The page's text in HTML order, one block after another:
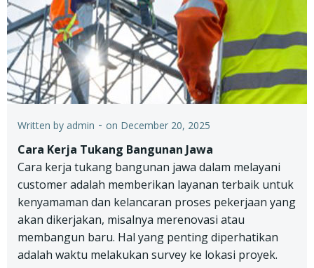
Written by admin - on December 20, 2025
Cara Kerja Tukang Bangunan Jawa
Cara kerja tukang bangunan jawa dalam melayani
customer adalah memberikan layanan terbaik untuk
kenyamaman dan kelancaran proses pekerjaan yang
akan dikerjakan, misalnya merenovasi atau
membangun baru. Hal yang penting diperhatikan
adalah waktu melakukan survey ke lokasi proyek.